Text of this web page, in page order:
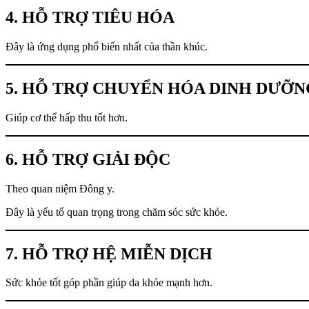
4. HỖ TRỢ TIÊU HÓA
Đây là ứng dụng phổ biến nhất của thần khúc.
5. HỖ TRỢ CHUYỂN HÓA DINH
Giúp cơ thể hấp thu tốt hơn.
6. HỖ TRỢ GIẢI ĐỘC
Theo quan niệm Đông y.
Đây là yếu tố quan trọng trong chăm sóc sức khỏe.
7. HỖ TRỢ HỆ MIỄN DỊCH
Sức khỏe tốt góp phần giúp da khỏe mạnh hơn.